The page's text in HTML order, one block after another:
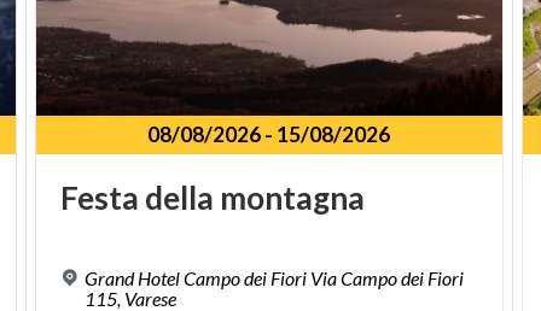
08/08/2026- 15/08/2026
Festa della montagna
Grand Hotel Campo dei Fiori Via Campo dei Fiori
115, Varese